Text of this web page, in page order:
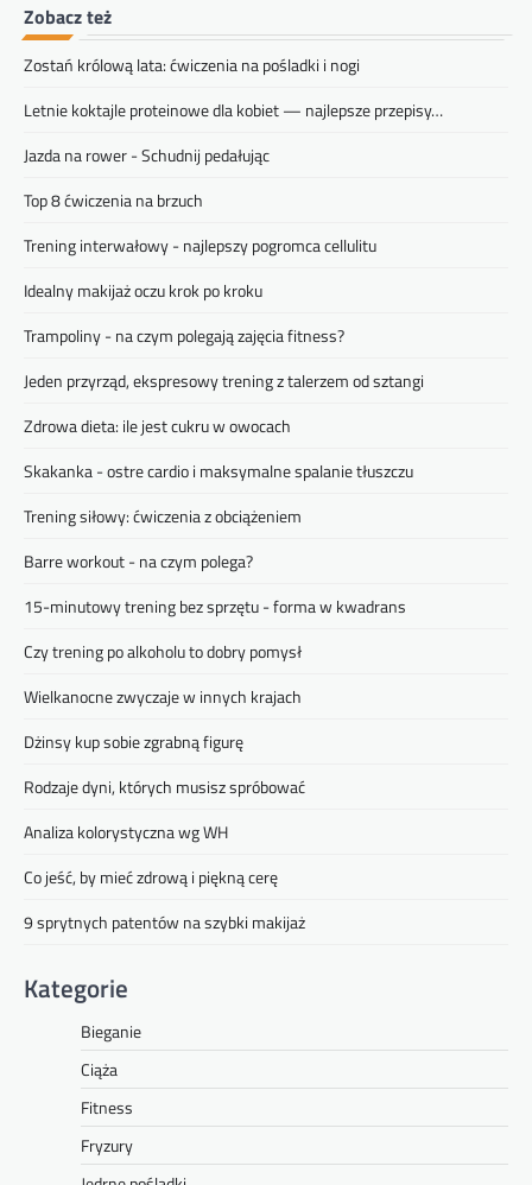
Zobacz też
Zostań królową lata: ćwiczenia na pośladki i nogi
Letnie koktajle proteinowe dla kobiet — najlepsze przepisy…
Jazda na rower - Schudnij pedałując
Top 8 ćwiczenia na brzuch
Trening interwałowy - najlepszy pogromca cellulitu
Idealny makijaż oczu krok po kroku
Trampoliny - na czym polegają zajęcia fitness?
Jeden przyrząd, ekspresowy trening z talerzem od sztangi
Zdrowa dieta: ile jest cukru w owocach
Skakanka - ostre cardio i maksymalne spalanie tłuszczu
Trening siłowy: ćwiczenia z obciążeniem
Barre workout - na czym polega?
15-minutowy trening bez sprzętu - forma w kwadrans
Czy trening po alkoholu to dobry pomysł
Wielkanocne zwyczaje w innych krajach
Dżinsy kup sobie zgrabną figurę
Rodzaje dyni, których musisz spróbować
Analiza kolorystyczna wg WH
Co jeść, by mieć zdrową i piękną cerę
9 sprytnych patentów na szybki makijaż
Kategorie
Bieganie
Ciąża
Fitness
Fryzury